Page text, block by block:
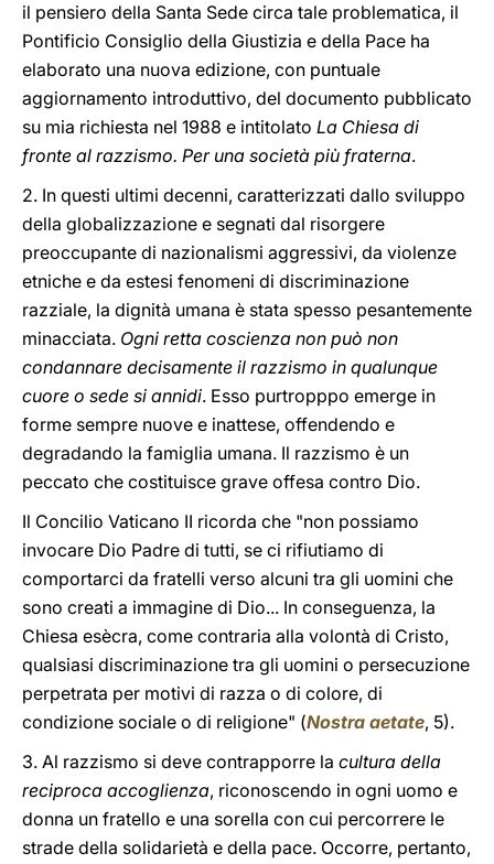
il pensiero della Santa Sede circa tale problematica, il
Pontificio Consiglio della Giustizia e della Pace ha
elaborato una nuova edizione, con puntuale
aggiornamento introduttivo, del documento pubblicato
su mia richiesta nel 1988 e intitolato La Chiesa di
fronte al razzismo. Per una società più fraterna.
2. In questi ultimi decenni, caratterizzati dallo sviluppo
della globalizzazione e segnati dal risorgere
preoccupante di nazionalismi aggressivi, da violenze
etniche e da estesi fenomeni di discriminazione
razziale, la dignità umana è stata spesso pesantemente
minacciata. Ogni retta coscienza non può non
condannare decisamente il razzismo in qualunque
cuore o sede si annidi. Esso purtropppo emerge in
forme sempre nuove e inattese, offendendo e
degradando la famiglia umana. Il razzismo è un
peccato che costituisce grave offesa contro Dio.
Il Concilio Vaticano II ricorda che "non possiamo
invocare Dio Padre di tutti, se ci rifiutiamo di
comportarci da fratelli verso alcuni tra gli uomini che
sono creati a immagine di Dio... In conseguenza, la
Chiesa esècra, come contraria alla volontà di Cristo,
qualsiasi discriminazione tra gli uomini o persecuzione
perpetrata per motivi di razza o di colore, di
condizione sociale o di religione" (Nostra aetate, 5).
3. Al razzismo si deve contrapporre la cultura della
reciproca accoglienza, riconoscendo in ogni uomo e
donna un fratello e una sorella con cui percorrere le
strade della solidarietà e della pace. Occorre, pertanto,